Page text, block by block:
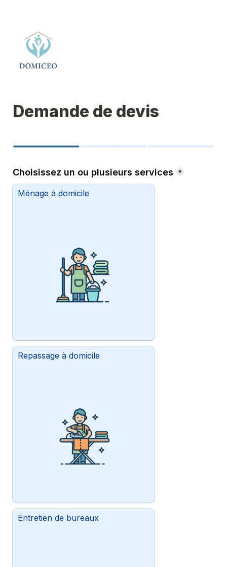
Demande de devis
Choisissez un ou plusieurs services *
Ménage à domicile
Repassage à domicile
Entretien de bureaux